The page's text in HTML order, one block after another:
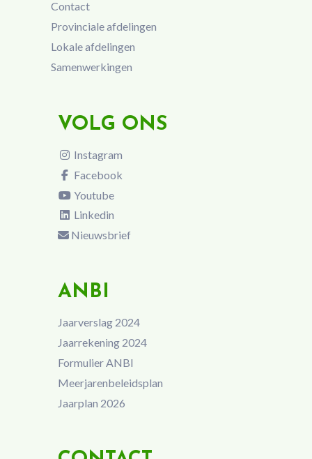
Contact
Provinciale afdelingen
Lokale afdelingen
Samenwerkingen
VOLG ONS
Instagram
Facebook
Youtube
Linkedin
Nieuwsbrief
ANBI
Jaarverslag 2024
Jaarrekening 2024
Formulier ANBI
Meerjarenbeleidsplan
Jaarplan 2026